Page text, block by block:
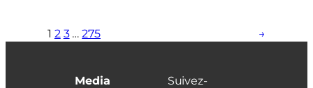
1 2 3 … 275 →
Media
Suivez-